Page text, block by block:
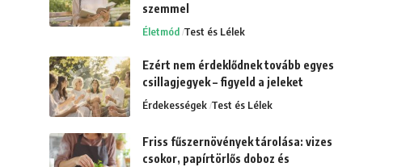
szemmel
Életmód Test és Lélek
Ezért nem érdeklődnek tovább egyes
csillagjegyek – figyeld a jeleket
Érdekességek Test és Lélek
Friss fűszernövények tárolása: vizes
csokor, papírtörlős doboz és